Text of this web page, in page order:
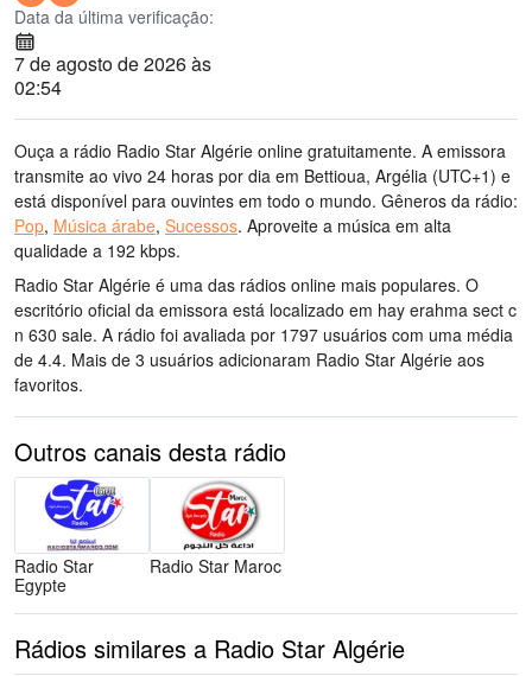
Data da última verificação:
7 de agosto de 2026 às
02:54
Ouça a rádio Radio Star Algérie online gratuitamente. A emissora
transmite ao vivo 24 horas por dia em Bettioua, Argélia (UTC+1) e
está disponível para ouvintes em todo o mundo. Gêneros da rádio:
Pop, Música árabe, Sucessos. Aproveite a música em alta
qualidade a 192 kbps.
Radio Star Algérie é uma das rádios online mais populares. O
escritório oficial da emissora está localizado em hay erahma sect c
n 630 sale. A rádio foi avaliada por 1797 usuários com uma média
de 4.4. Mais de 3 usuários adicionaram Radio Star Algérie aos
favoritos.
Outros canais desta rádio
Radio Star
Egypte
Radio Star Maroc
Rádios similares a Radio Star Algérie